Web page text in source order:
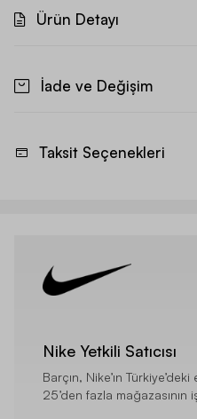
Ürün Detayı
İade ve Değişim
Taksit Seçenekleri
Nike Yetkili Satıcısı
Barçın, Nike’ın
25’den fazla mağazasının